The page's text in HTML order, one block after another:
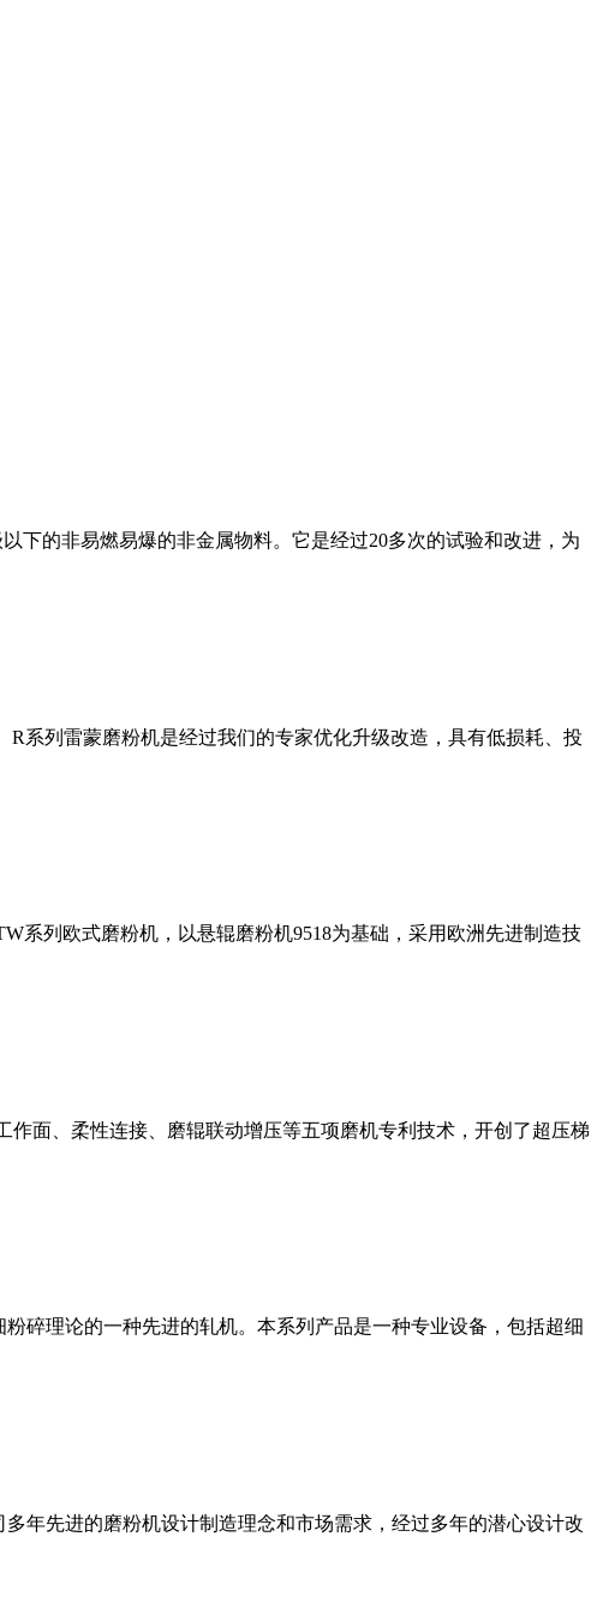
下的非易燃易爆的非金属物料。它是经过20多次的试验和改进，为
系列雷蒙磨粉机是经过我们的专家优化升级改造，具有低损耗、投
系列欧式磨粉机，以悬辊磨粉机9518为基础，采用欧洲先进制造技
面、柔性连接、磨辊联动增压等五项磨机专利技术，开创了超压梯
碎理论的一种先进的轧机。本系列产品是一种专业设备，包括超细
年先进的磨粉机设计制造理念和市场需求，经过多年的潜心设计改